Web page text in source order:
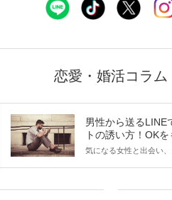
恋愛・婚活コラム
男性から送るLINE
トの誘い方！OK
すいメッセージの
気になる女性と出会い、